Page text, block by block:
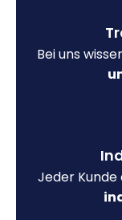
Bei uns
Jeder